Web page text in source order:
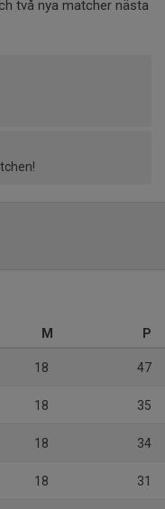
två nya matcher nästa
M P
18 47
18 35
18 34
18 31